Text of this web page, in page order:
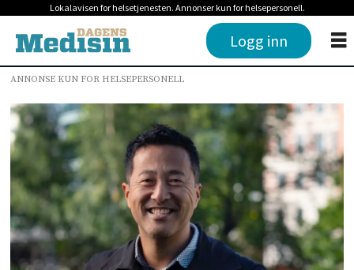
Lokalavisen for helsetjenesten. Annonser kun for helsepersonell.
Logg inn
ANNONSE KUN FOR HELSEPERSONELL